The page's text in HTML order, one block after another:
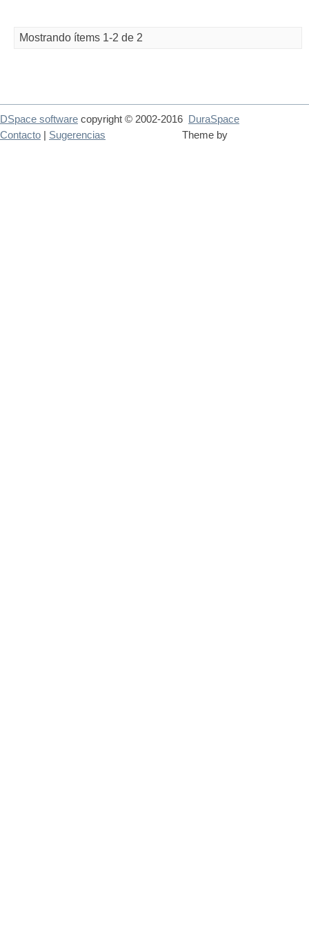
Mostrando ítems 1-2 de 2
DSpace software copyright © 2002-2016
DuraSpace
Theme by
Contacto Sugerencias